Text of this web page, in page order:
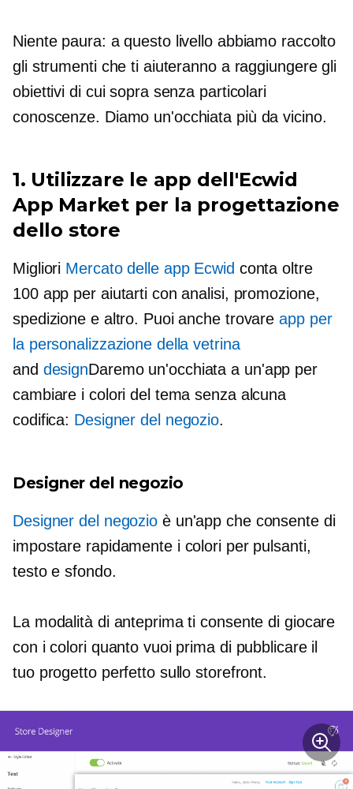
Niente paura: a questo livello abbiamo raccolto
gli strumenti che ti aiuteranno a raggiungere gli
obiettivi di cui sopra senza particolari
conoscenze. Diamo un'occhiata più da vicino.
1. Utilizzare le app dell'Ecwid
App Market per la progettazione
dello store
Migliori Mercato delle app Ecwid conta oltre
100 app per aiutarti con analisi, promozione,
spedizione e altro. Puoi anche trovareapp per
la personalizzazione della vetrina
and designDaremo un'occhiata a un'app per
cambiare i colori del tema senza alcuna
codifica: Designer del negozio.
Designer del negozio
Designer del negozio è un'app che consente di
impostare rapidamente i colori per pulsanti,
testo e sfondo.
La modalità di anteprima ti consente di giocare
con i colori quanto vuoi prima di pubblicare il
tuo progetto perfetto sullo storefront.